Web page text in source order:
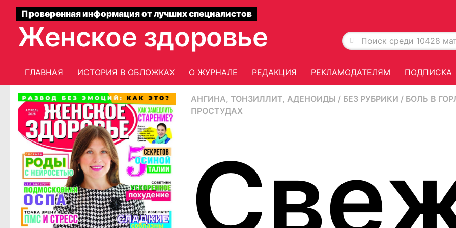
Проверенная информация от лучших специалистов
Женское здоровье
ГЛАВНАЯ ИСТОРИЯ В ОБЛОЖКАХ О ЖУРНАЛЕ РЕДАКЦИЯ РЕКЛАМОДАТЕЛЯМ ПОДПИСКА
АНГИНА, ТОНЗИЛЛИТ, АДЕНОИДЫ / БЕЗ РУБРИКИ / БОЛЬ В
ПРОСТУДАХ